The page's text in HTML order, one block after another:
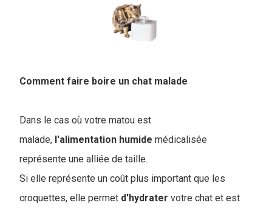
Comment faire boire un chat malade
Dans le cas où votre matou est
malade, l'alimentation humide médicalisée
représente une alliée de taille.
Si elle représente un coût plus important que les
croquettes, elle permet d'hydrater votre chat et est